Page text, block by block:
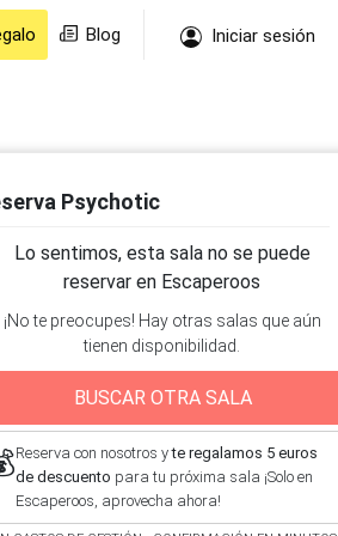
Blog Iniciar sesión
Psychotic
Lo sentimos, esta sala no se puede
reservar en Escaperoos
¡No te preocupes! Hay otras salas que aún
tienen disponibilidad.
BUSCAR OTRA SALA
Reserva con nosotros yte regalamos 5 euros
de descuento para tu próxima sala ¡Solo en
Escaperoos, aprovecha ahora!